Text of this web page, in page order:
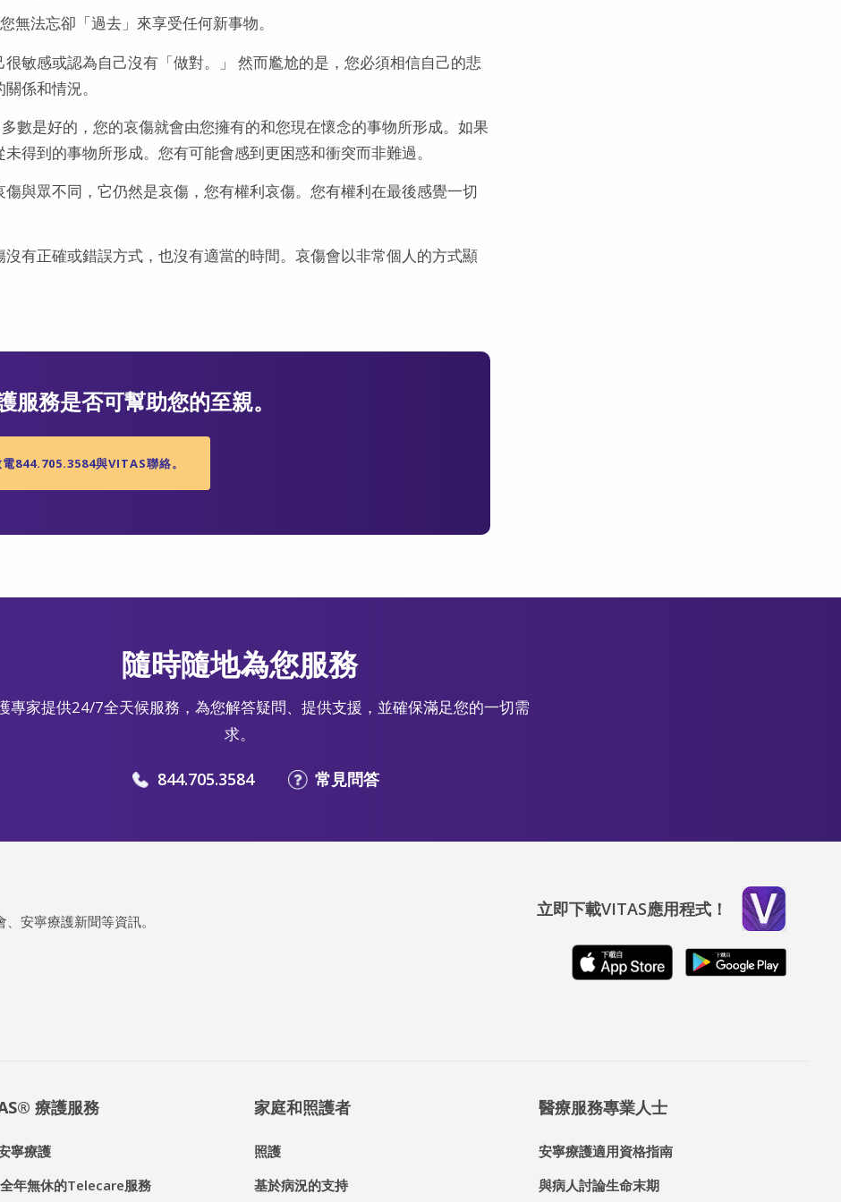
無法忘卻「過去」來享受任何新事物。
敏感或認為自己沒有「做對。」 然而尷尬的是，您必須相信自己的悲
係和情況。
數是好的，您的哀傷就會由您擁有的和您現在懷念的事物所形成。如果
得到的事物所形成。您有可能會感到更困惑和衝突而非難過。
與眾不同，它仍然是哀傷，您有權利哀傷。您有權利在最後感覺一切
有正確或錯誤方式，也沒有適當的時間。哀傷會以非常個人的方式顯
服務是否可幫助您的至親。
844.705.3584與VITAS聯絡。
隨時隨地為您服務
專家提供24/7全天候服務，為您解答疑問、提供支援，並確保滿足您的一切需
求。
844.705.3584 常見問答
安寧療護新聞等資訊。
立即下載VITAS應用程式！
療護服務
寧療護
年無休的Telecare服務
家庭和照護者
照護
基於病況的支持
醫療服務專業人士
安寧療護適用資格指南
與病人討論生命末期